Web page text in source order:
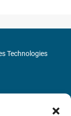
Technologies